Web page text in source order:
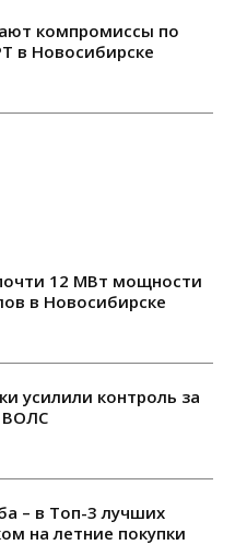
компромиссы по
в Новосибирске
12 МВт мощности
в Новосибирске
усилили контроль за
ВОЛС
– в Топ-3 лучших
на летние покупки